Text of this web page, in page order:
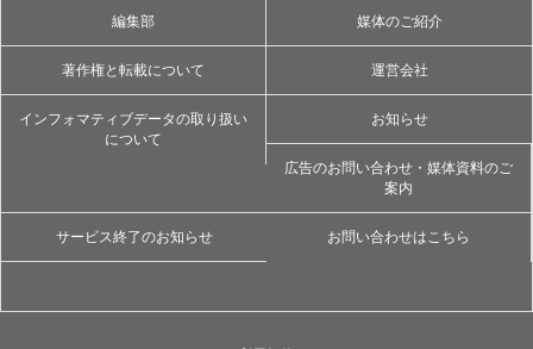
編集部 媒体のご紹介
著作権と転載について 運営会社
インフォマティブデータの取り扱い
について
お知らせ
広告のお問い合わせ・媒体資料のご
案内
サービス終了のお知らせ お問い合わせはこちら